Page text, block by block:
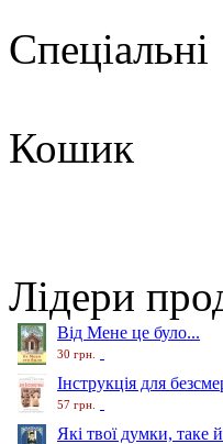
Спеціальні
Кошик
Лідери
Від Мене це було...
30 грн.
Інструкція для
57 грн.
Які твої думки, таке